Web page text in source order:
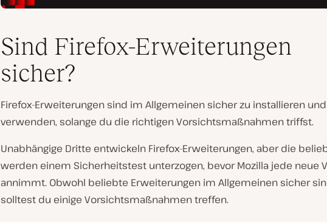
Sind Firefox-Erweiterungen
sicher?
Firefox-Erweiterungen sind im Allgemeinen sicher zu installieren
verwenden, solange du die richtigen Vorsichtsmaßnahmen triffst.
Unabhängige Dritte entwickeln Firefox-Erweiterungen, aber die
werden einem Sicherheitstest unterzogen, bevor Mozilla jede neue
annimmt. Obwohl beliebte Erweiterungen im Allgemeinen sicher
solltest du einige Vorsichtsmaßnahmen treffen.